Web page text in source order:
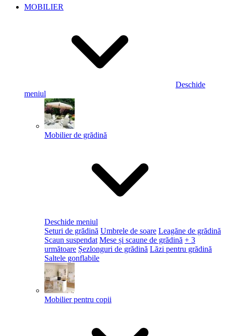
MOBILIER
Deschide
meniul
Mobilier de grădină
Deschide meniul
Seturi de grădină Umbrele de soare Leagăne de grădină
Scaun suspendat Mese și scaune de grădină + 3
următoare Șezlonguri de grădină Lăzi pentru grădină
Saltele gonflabile
Mobilier pentru copii